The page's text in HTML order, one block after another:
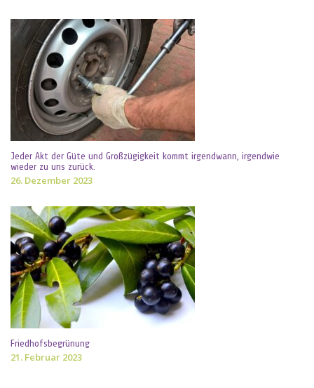
Jeder Akt der Güte und Großzügigkeit kommt irgendwann, irgendwie
wieder zu uns zurück.
26. Dezember 2023
Friedhofsbegrünung
21. Februar 2023